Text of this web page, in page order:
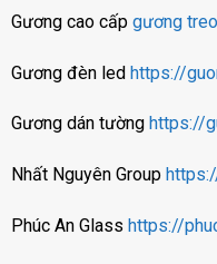
Gương cao cấp gương
Gương đèn led https://
Gương dán tường https://
Nhất Nguyên Group
Phúc An Glass https://